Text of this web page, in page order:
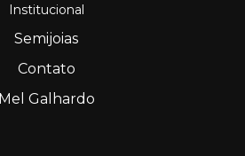
Institucional
Semijoias
Contato
Mel Galhardo